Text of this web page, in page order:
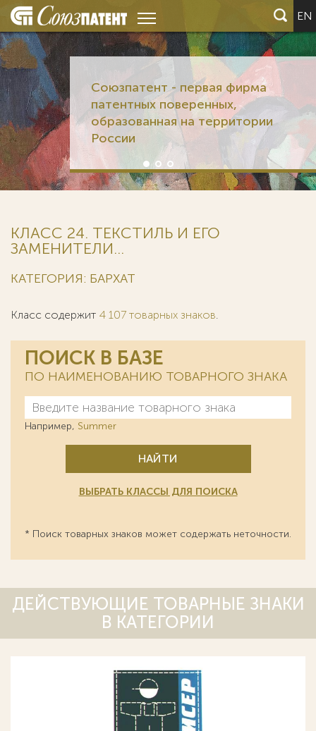
EN
Союзпатент - первая фирма
патентных поверенных,
образованная на территории
России
КЛАСС 24. ТЕКСТИЛЬ И ЕГО
ЗАМЕНИТЕЛИ...
КАТЕГОРИЯ: БАРХАТ
Класс содержит 4 107 товарных знаков.
ПОИСК В БАЗЕ
ПО НАИМЕНОВАНИЮ ТОВАРНОГО ЗНАКА
Например, Summer
НАЙТИ
ВЫБРАТЬ КЛАССЫ ДЛЯ ПОИСКА
* Поиск товарных знаков может содержать неточности.
ДЕЙСТВУЮЩИЕ ТОВАРНЫЕ ЗНАКИ
В КАТЕГОРИИ